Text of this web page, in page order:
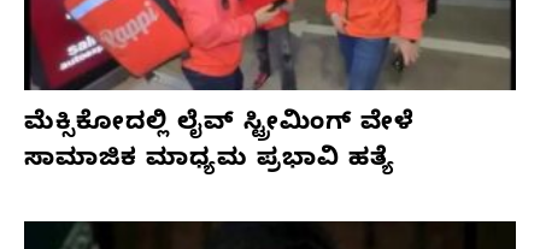
ಮೆಕ್ಸಿಕೋದಲ್ಲಿ ಲೈವ್ ಸ್ಟ್ರೀಮಿಂಗ್ ವೇಳೆ
ಸಾಮಾಜಿಕ ಮಾಧ್ಯಮ ಪ್ರಭಾವಿ ಹತ್ಯೆ